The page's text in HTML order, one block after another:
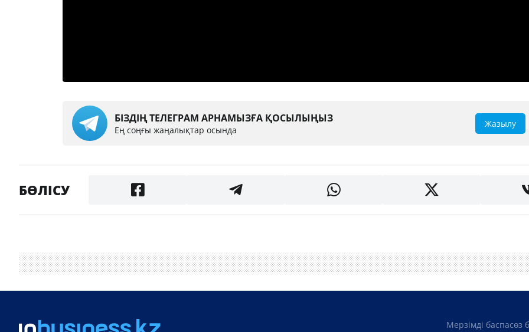
БІЗДІҢ ТЕЛЕГРАМ АРНАМЫЗҒА ҚОСЫЛЫҢЫЗ
Ең соңғы жаңалықтар осында
Жазылу
БӨЛІСУ
Мерзімді баспасөз